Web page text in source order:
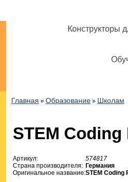
Конструкторы
Главная » Образование » Школам
STEM
Артикул:
574817
Страна производителя: Германия
Оригинальное название:STEM Coding